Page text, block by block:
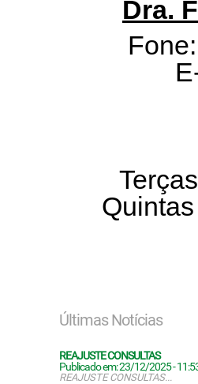
Últimas Notícias
REAJUSTE CONSULTAS
Publicado em: 23/12/2025 -
REAJUSTE CONSULTAS...